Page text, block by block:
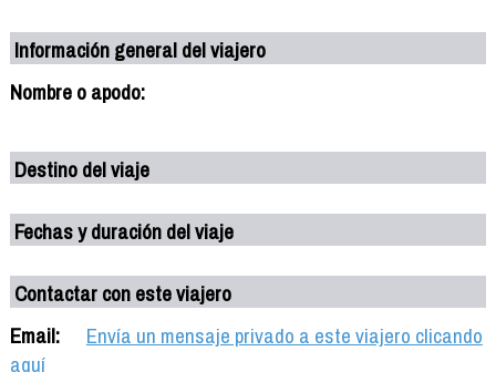
Información general del viajero
Nombre o apodo:
Destino del viaje
Fechas y duración del viaje
Contactar con este viajero
Email:
Envía un mensaje privado a este viajero clicando
aquí